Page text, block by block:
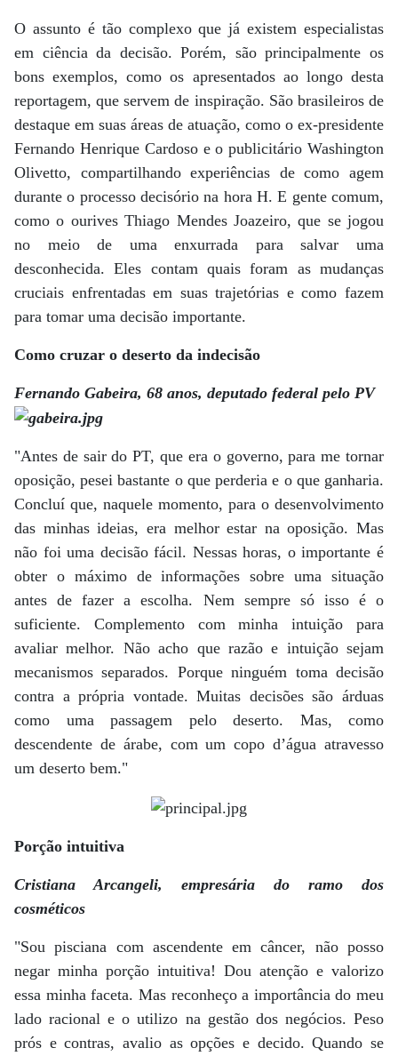
O assunto é tão complexo que já existem especialistas
em ciência da decisão. Porém, são principalmente os
bons exemplos, como os apresentados ao longo desta
reportagem, que servem de inspiração. São brasileiros de
destaque em suas áreas de atuação, como o ex-presidente
Fernando Henrique Cardoso e o publicitário Washington
Olivetto, compartilhando experiências de como agem
durante o processo decisório na hora H. E gente comum,
como o ourives Thiago Mendes Joazeiro, que se jogou
no meio de uma enxurrada para salvar uma
desconhecida. Eles contam quais foram as mudanças
cruciais enfrentadas em suas trajetórias e como fazem
para tomar uma decisão importante.
Como cruzar o deserto da indecisão
Fernando Gabeira, 68 anos, deputado federal pelo PV
"Antes de sair do PT, que era o governo, para me tornar
oposição, pesei bastante o que perderia e o que ganharia.
Concluí que, naquele momento, para o desenvolvimento
das minhas ideias, era melhor estar na oposição. Mas
não foi uma decisão fácil. Nessas horas, o importante é
obter o máximo de informações sobre uma situação
antes de fazer a escolha. Nem sempre só isso é o
suficiente. Complemento com minha intuição para
avaliar melhor. Não acho que razão e intuição sejam
mecanismos separados. Porque ninguém toma decisão
contra a própria vontade. Muitas decisões são árduas
como uma passagem pelo deserto. Mas, como
descendente de árabe, com um copo d’água atravesso
um deserto bem."
Porção intuitiva
Cristiana Arcangeli, empresária do ramo dos
cosméticos
"Sou pisciana com ascendente em câncer, não posso
negar minha porção intuitiva! Dou atenção e valorizo
essa minha faceta. Mas reconheço a importância do meu
lado racional e o utilizo na gestão dos negócios. Peso
prós e contras, avalio as opções e decido. Quando se